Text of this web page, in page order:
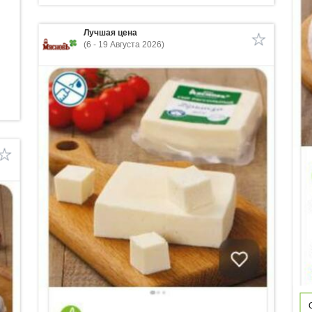
Лучшая цена
(6 - 19 Августа 2026)